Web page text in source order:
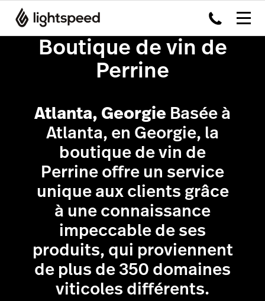
Boutique de vin de
Perrine
Atlanta, Georgie Basée à
Atlanta, en Georgie, la
boutique de vin de
Perrine offre un service
unique aux clients grâce
à une connaissance
impeccable de ses
produits, qui proviennent
de plus de 350 domaines
viticoles différents.